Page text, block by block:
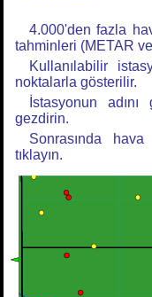
4.000'den fazla
tahminleri (METAR
Kullanılabilir
noktalarla gösterilir.
İstasyonun
gezdirin.
Sonrasında
tıklayın.